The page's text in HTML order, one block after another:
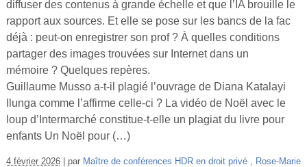
Vidéos
S’inscrire
Se connecter
diffuser des contenus à grande échelle et que l’IA brouille le
rapport aux sources. Et elle se pose sur les bancs de la fac
déjà : peut-on enregistrer son prof ? À quelles conditions
partager des images trouvées sur Internet dans un
mémoire ? Quelques repères.
Guillaume Musso a-t-il plagié l’ouvrage de Diana Katalayi
Ilunga comme l’affirme celle-ci ? La vidéo de Noël avec le
loup d’Intermarché constitue-t-elle un plagiat du livre pour
enfants Un Noël pour (…)
4 février 2026 par Maître de conférences HDR en droit privé
Rose-Marie